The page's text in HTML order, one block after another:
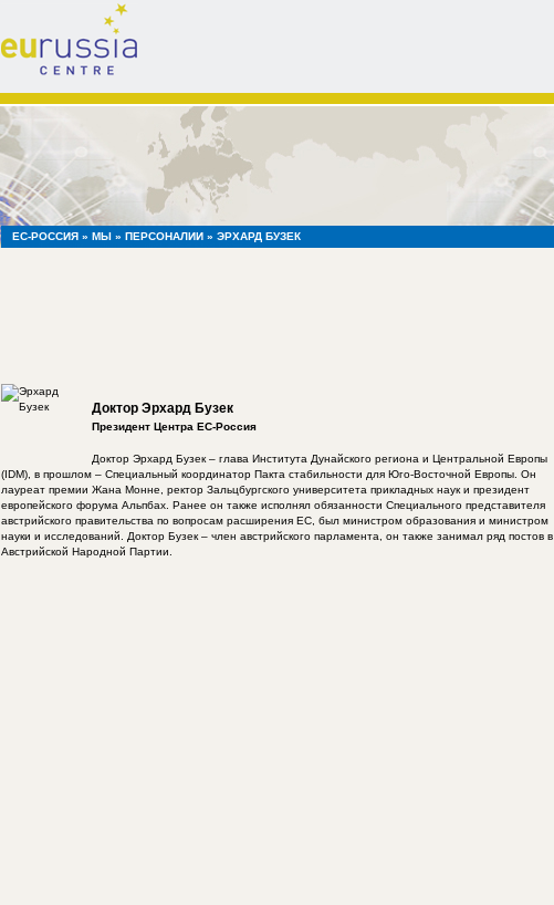
eurussia
centre
ЕС-РОССИЯ » МЫ » ПЕРСОНАЛИИ » ЭРХАРД БУЗЕК
Доктор Эрхард Бузек
Президент Центра ЕС-Россия
Доктор Эрхард Бузек – глава Института Дунайского региона и Центральной Европы
(IDM), в прошлом – Специальный координатор Пакта стабильности для Юго-Восточной Европы. Он
лауреат премии Жана Монне, ректор Зальцбургского университета прикладных наук и президент
европейского форума Альпбах. Ранее он также исполнял обязанности Специального представителя
австрийского правительства по вопросам расширения ЕС, был министром образования и министром
науки и исследований. Доктор Бузек – член австрийского парламента, он также занимал ряд постов в
Австрийской Народной Партии.